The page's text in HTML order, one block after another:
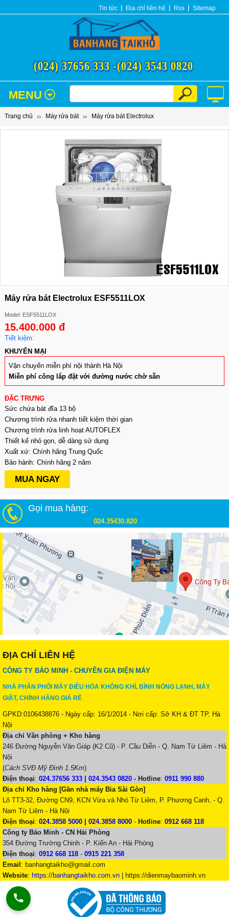
Tin tức Địa chỉ liên hệ Rss Sitemap
(024) 37656 333 -(024) 3543 0820
MENU
Trang chủ Máy rửa bát Máy rửa bát Electrolux
Máy rửa bát Electrolux ESF5511LOX
Model: ESF5511LOX
15.400.000 đ
Tiết kiệm:
KHUYẾN MẠI
Vận chuyển miễn phí nội thành Hà Nội
Miễn phí công lắp đặt với đường nước chờ sẵn
ĐẶC TRƯNG
Sức chứa bát đĩa 13 bộ
Chương trình rửa nhanh tiết kiệm thời gian
Chương trình rửa linh hoạt AUTOFLEX
Thiết kế nhỏ gọn, dễ dàng sử dụng
Xuất xứ: Chính hãng Trung Quốc
Bảo hành: Chính hãng 2 năm
MUA NGAY
Gọi mua hàng:
024.35430.820
ĐỊA CHỈ LIÊN HỆ
CÔNG TY BẢO MINH - CHUYÊN GIA ĐIỆN MÁY
NHÀ PHÂN PHỐI MÁY ĐIỀU HÒA KHÔNG KHÍ, BÌNH NÓNG LẠNH, MÁY
GIẶT, CHÍNH HÃNG GIÁ RẺ
GPKD:0106438876 - Ngày cấp: 16/1/2014 - Nơi cấp: Sở KH & ĐT TP. Hà
Nội
Địa chỉ Văn phòng + Kho hàng
246 Đường Nguyễn Văn Giáp (K2 Cũ) - P. Cầu Diễn - Q. Nam Từ Liêm - Hà
Nội
(Cách SVĐ Mỹ Đình 1.5Km)
Điện thoại: 024.37656 333 024.3543 0820 - Hotline: 0911 990 880
Địa chỉ Kho hàng [Gần nhà máy Bia Sài Gòn]
Lô TT3-32, Đường CN9, KCN Vừa và Nhỏ Từ Liêm, P. Phương Canh, - Q.
Nam Từ Liêm - Hà Nội
Điện thoại: 024.3858 5000 024.3858 8000 - Hotline: 0912 668 118
Công ty Bảo Minh - CN Hải Phòng
354 Đường Trường Chinh - P. Kiến An - Hải Phòng
Điện thoại: 0912 668 118 - 0915 221 358
Email : banhangtaikho@gmail.com
Website: https://banhangtaikho.com.vn | https://dienmaybaominh.vn